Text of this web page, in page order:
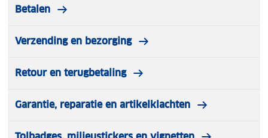
Betalen
Verzending en bezorging
Retour en terugbetaling
Garantie, reparatie en artikelklachten